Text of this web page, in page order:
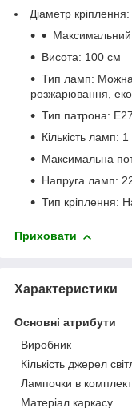
Діаметр
Висота: 100 см
Тип ламп: Можна
розжарювання,
Тип патрона: E27
Кількість ламп: 1
Максимальна
Напруга ламп:
Тип кріплення:
Приховати
Характеристики
Основні атрибути
Виробник
Кількість джерел
Лампочки в
Матеріал каркасу